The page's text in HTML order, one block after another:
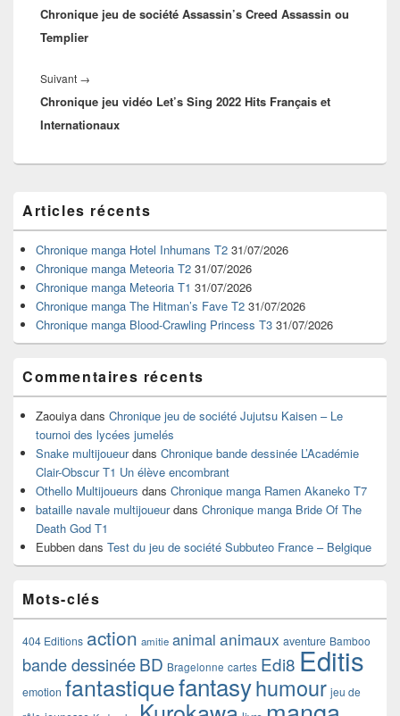
l’article
précédent :
Chronique jeu de société Assassin’s Creed Assassin ou
Templier
Suivant →
suivant :
Chronique jeu vidéo Let’s Sing 2022 Hits Français et
Internationaux
principale
de
widget
pour
barre
latérale
Articles récents
Chronique manga Hotel Inhumans T2 31/07/2026
Chronique manga Meteoria T2 31/07/2026
Chronique manga Meteoria T1 31/07/2026
Chronique manga The Hitman’s Fave T2 31/07/2026
Chronique manga Blood-Crawling Princess T3 31/07/2026
Commentaires récents
Zaouiya dans Chronique jeu de société Jujutsu Kaisen – Le
tournoi des lycées jumelés
Snake multijoueurdans Chronique bande dessinée L’Académie
Clair-Obscur T1 Un élève encombrant
Othello Multijoueurs dans Chronique manga Ramen Akaneko T7
bataille navale multijoueurdans Chronique manga Bride Of The
Death God T1
Eubben dans Test du jeu de société Subbuteo France – Belgique
Mots-clés
404 Editions action amitie animal animaux aventure Bamboo
bande dessinéeBD Bragelonne cartes Edi8 Editis
emotion fantastiquefantasyhumour jeu de